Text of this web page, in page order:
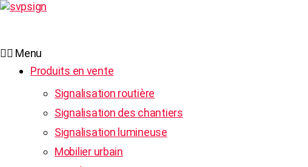
Menu
Produits en vente
Signalisation routière
Signalisation des chantiers
Signalisation lumineuse
Mobilier urbain